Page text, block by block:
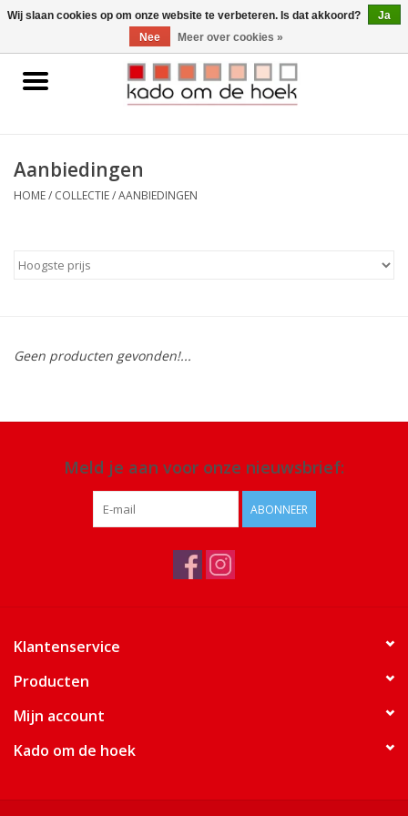
0 Artikelen - €0,00
Home
Gadgets
Aanbiedingen
HOME/ COLLECTIE/AANBIEDINGEN
Geen producten gevonden!...
Meld je aan voor onze nieuwsbrief:
ABONNEER
Klantenservice
Producten
Mijn account
Kado om de hoek
Wij slaan cookies op om onze website te verbeteren. Is dat akkoord?
Ja
Nee
Meer over cookies »